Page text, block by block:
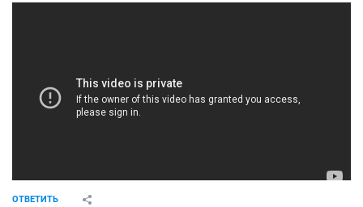
ОТВЕТИТЬ